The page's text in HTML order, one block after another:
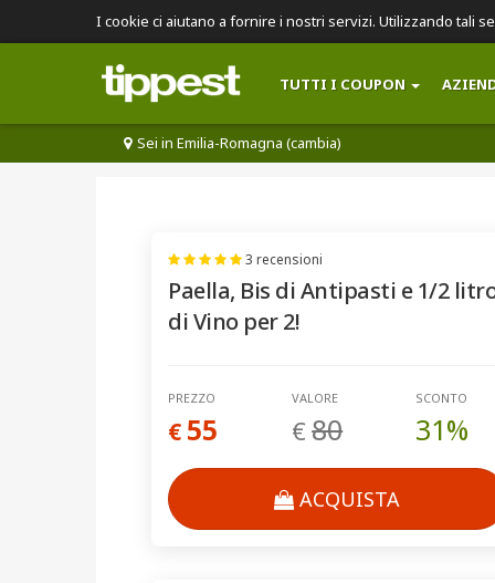
I cookie ci aiutano a fornire i nostri servizi. Utilizzando tali
TUTTI I COUPON
Sei in Emilia-Romagna (cambia)
3 recensioni
Paella, Bis di Antipasti e 1/2
di Vino per 2!
PREZZO
€ 55
VALORE
€80
SCONTO
31%
ACQUISTA